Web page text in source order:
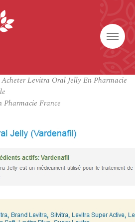
Levitra Oral Jelly En Pharmacie
France